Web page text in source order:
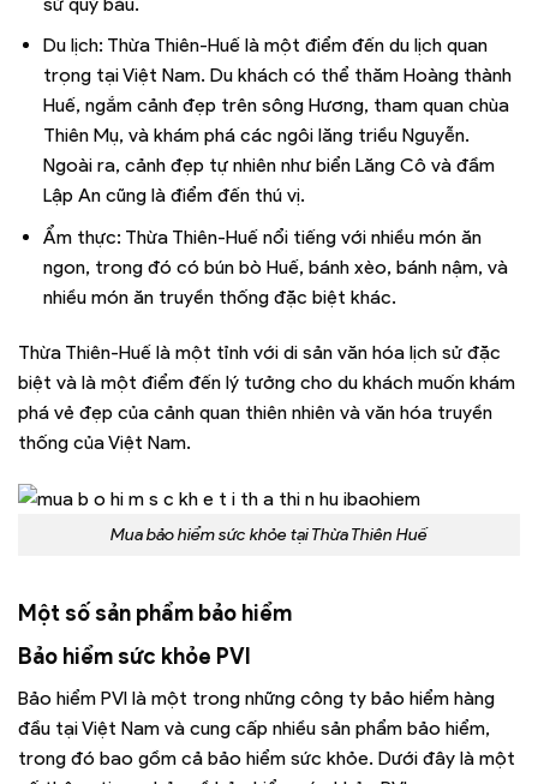
Du lịch: Thừa Thiên-Huế là một điểm đến du lịch quan
trọng tại Việt Nam. Du khách có thể thăm Hoàng thành
Huế, ngắm cảnh đẹp trên sông Hương, tham quan chùa
Thiên Mụ, và khám phá các ngôi lăng triều Nguyễn.
Ngoài ra, cảnh đẹp tự nhiên như biển Lăng Cô và đầm
Lập An cũng là điểm đến thú vị.
Ẩm thực: Thừa Thiên-Huế nổi tiếng với nhiều món ăn
ngon, trong đó có bún bò Huế, bánh xèo, bánh nậm, và
nhiều món ăn truyền thống đặc biệt khác.
Thừa Thiên-Huế là một tỉnh với di sản văn hóa lịch sử đặc
biệt và là một điểm đến lý tưởng cho du khách muốn khám
phá vẻ đẹp của cảnh quan thiên nhiên và văn hóa truyền
thống của Việt Nam.
Mua bảo hiểm sức khỏe tại Thừa Thiên Huế
Một số sản phẩm bảo hiểm
Bảo hiểm sức khỏe PVI
Bảo hiểm PVI là một trong những công ty bảo hiểm hàng
đầu tại Việt Nam và cung cấp nhiều sản phẩm bảo hiểm,
trong đó bao gồm cả bảo hiểm sức khỏe. Dưới đây là một